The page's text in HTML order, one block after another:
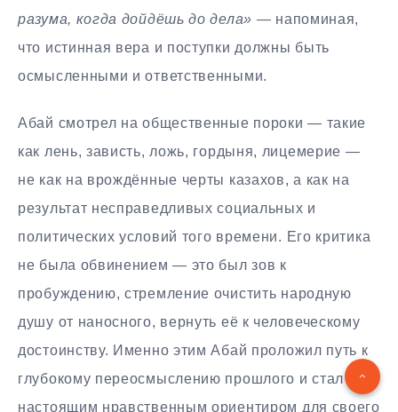
разума, когда дойдёшь до дела» — напоминая,
что истинная вера и поступки должны быть
осмысленными и ответственными.
Абай смотрел на общественные пороки — такие
как лень, зависть, ложь, гордыня, лицемерие —
не как на врождённые черты казахов, а как на
результат несправедливых социальных и
политических условий того времени. Его критика
не была обвинением — это был зов к
пробуждению, стремление очистить народную
душу от наносного, вернуть её к человеческому
достоинству. Именно этим Абай проложил путь к
глубокому переосмыслению прошлого и стал
настоящим нравственным ориентиром для своего